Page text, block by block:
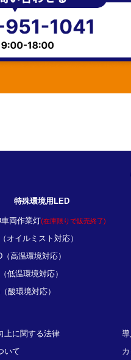
特殊環境用LED
車両作業灯(在庫限りで販売終了)
オイルミスト対応）
（高温環境対応）
低温環境対応）
酸環境対応）
上に関する法律 導
いて